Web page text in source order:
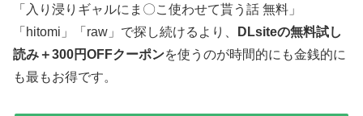
「入り浸りギャルにま〇こ使わせて貰う話 無料」
「hitomi」「raw」で探し続けるより、
DLsiteの無料試し
読み＋300円OFFクーポンを使うのが時間的にも金銭的に
も最もお得です。